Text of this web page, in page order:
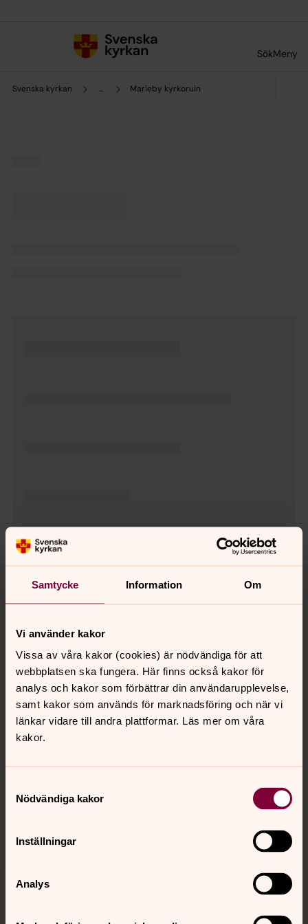
Samtycke Information Om
Vi använder kakor
Vissa av våra kakor (cookies) är nödvändiga för att
webbplatsen ska fungera. Här finns också kakor för
analys och kakor som förbättrar din användarupplevelse,
samt kakor som används för marknadsföring och när vi
länkar vidare till andra plattformar. Läs mer om våra
kakor.
Nödvändiga kakor
Inställningar
Analys
SökMeny
Svenska kyrkan ... Marieby kyrkoruin
Tillbaka till toppen
Tillbaka till innehållet
Kontakt
Kalender
Hitta snabbt
Sociala kanaler